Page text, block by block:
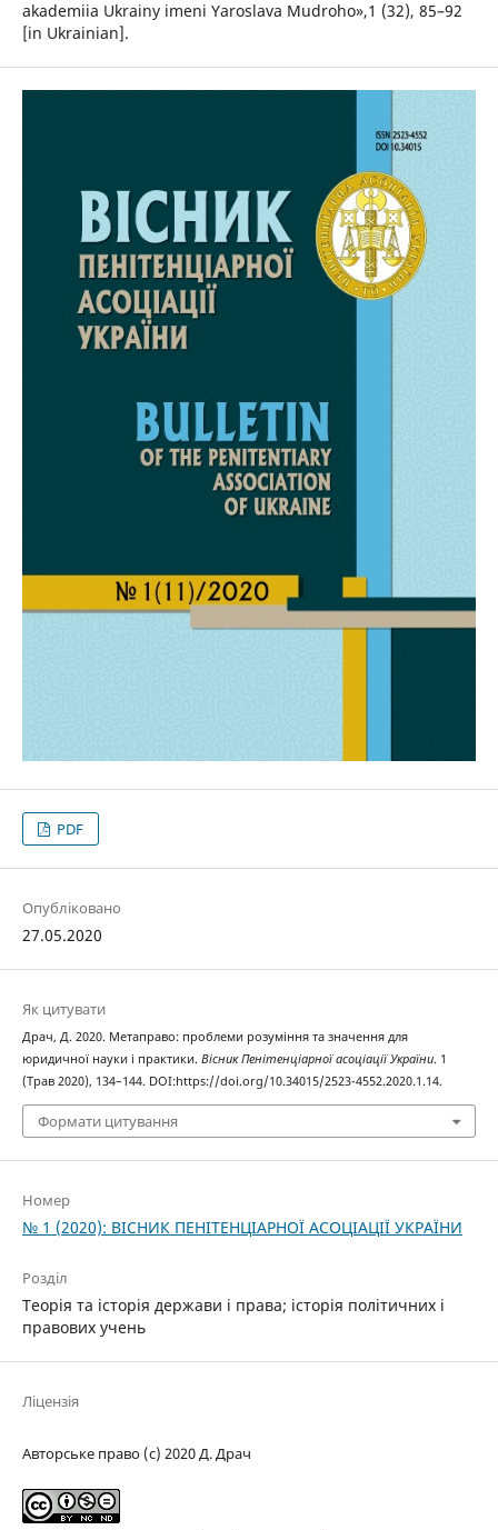
akademiia Ukrainy imeni Yaroslava Mudroho»,1 (32), 85–92
[in Ukrainian].
PDF
Опубліковано
27.05.2020
Як цитувати
Драч, Д. 2020. Метаправо: проблеми розуміння та значення для
юридичної науки і практики. Вісник Пенітенціарної асоціації України. 1
(Трав 2020), 134–144. DOI:https://doi.org/10.34015/2523-4552.2020.1.14.
Формати цитування
Номер
№ 1 (2020): ВІСНИК ПЕНІТЕНЦІАРНОЇ АСОЦІАЦІЇ УКРАЇНИ
Розділ
Теорія та історія держави і права; історія політичних і
правових учень
Ліцензія
Авторське право (c) 2020 Д. Драч